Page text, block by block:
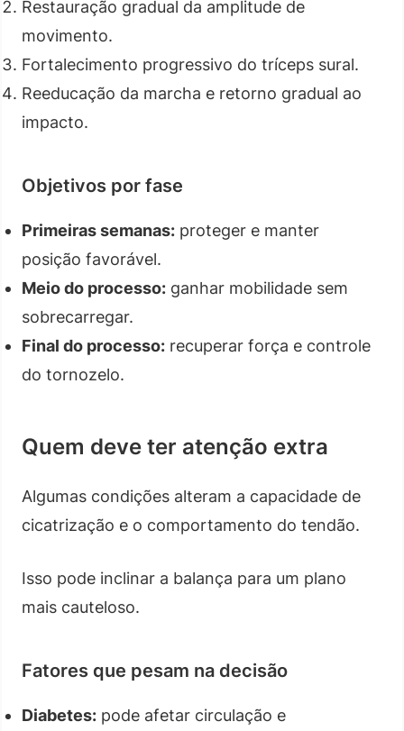
Restauração gradual da amplitude de
movimento.
Fortalecimento progressivo do tríceps sural.
Reeducação da marcha e retorno gradual ao
impacto.
Objetivos por fase
Primeiras semanas: proteger e manter
posição favorável.
Meio do processo: ganhar mobilidade sem
sobrecarregar.
Final do processo: recuperar força e controle
do tornozelo.
Quem deve ter atenção extra
Algumas condições alteram a capacidade de
cicatrização e o comportamento do tendão.
Isso pode inclinar a balança para um plano
mais cauteloso.
Fatores que pesam na decisão
Diabetes: pode afetar circulação e